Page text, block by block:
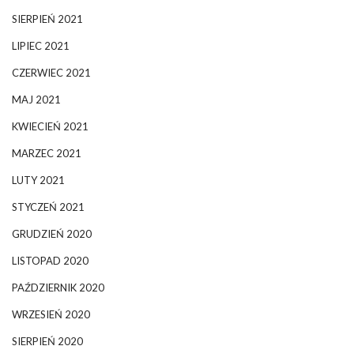
SIERPIEŃ 2021
LIPIEC 2021
CZERWIEC 2021
MAJ 2021
KWIECIEŃ 2021
MARZEC 2021
LUTY 2021
STYCZEŃ 2021
GRUDZIEŃ 2020
LISTOPAD 2020
PAŹDZIERNIK 2020
WRZESIEŃ 2020
SIERPIEŃ 2020